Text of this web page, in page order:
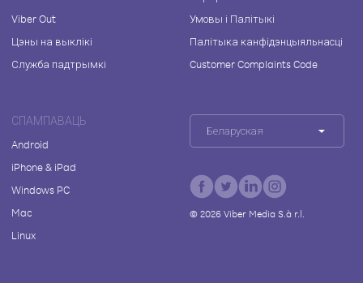
Viber Out
Цэны на выклікі
Служба падтрымкі
Умовы і Палітыкі
Палітыка канфідэнцыяльнасці
Customer Complaints Code
СПАМПАВАЦЬ
Android
iPhone & iPad
Windows PC
Mac
Linux
Беларуская
© 2026Viber Media S.à r.l.